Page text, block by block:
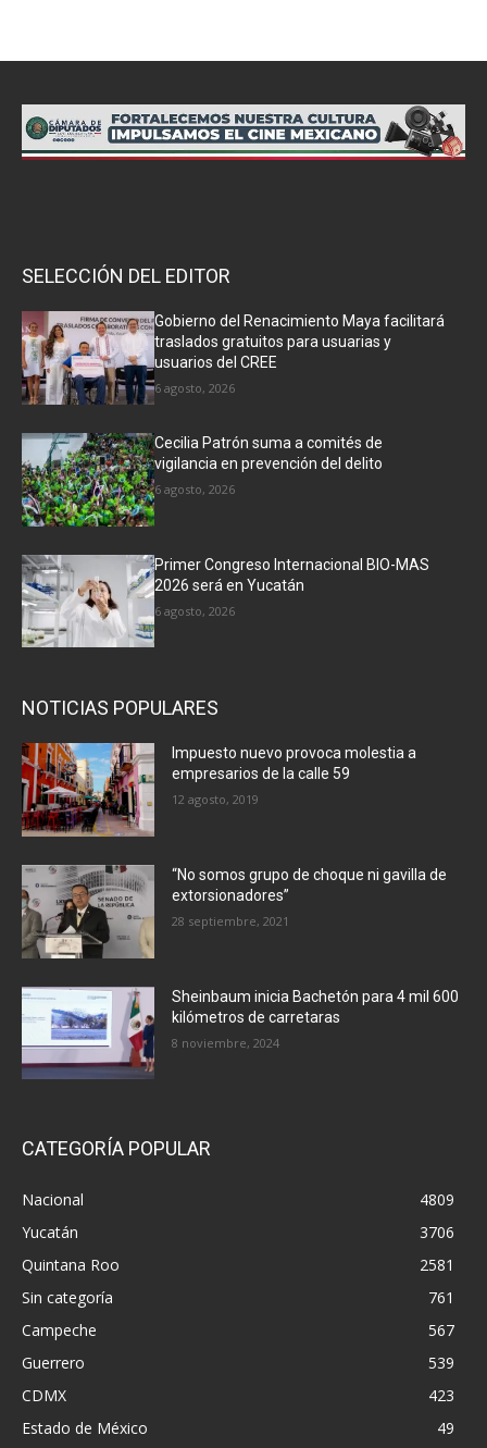
SELECCIÓN DEL EDITOR
Gobierno del Renacimiento Maya facilitará
traslados gratuitos para usuarias y
usuarios del CREE
6 agosto, 2026
Cecilia Patrón suma a comités de
vigilancia en prevención del delito
6 agosto, 2026
Primer Congreso Internacional BIO-MAS
2026 será en Yucatán
6 agosto, 2026
NOTICIAS POPULARES
Impuesto nuevo provoca molestia a
empresarios de la calle 59
12 agosto, 2019
“No somos grupo de choque ni gavilla de
extorsionadores”
28 septiembre, 2021
Sheinbaum inicia Bachetón para 4 mil 600
kilómetros de carretaras
8 noviembre, 2024
CATEGORÍA POPULAR
Nacional
4809
Yucatán
3706
Quintana Roo
2581
Sin categoría
761
Campeche
567
Guerrero
539
CDMX
423
Estado de México
49